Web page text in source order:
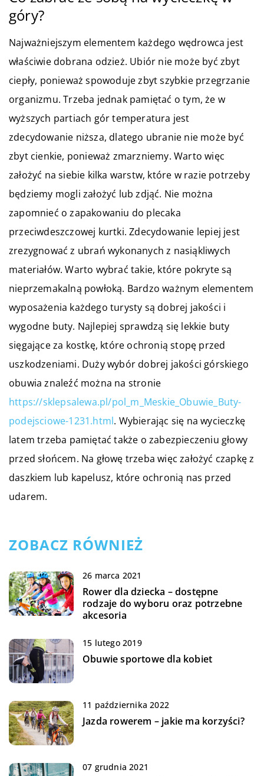
góry?
Najważniejszym elementem każdego wędrowca jest
właściwie dobrana odzież. Ubiór nie może być zbyt
ciepły, ponieważ spowoduje zbyt szybkie przegrzanie
organizmu. Trzeba jednak pamiętać o tym, że w
wyższych partiach gór temperatura jest
zdecydowanie niższa, dlatego ubranie nie może być
zbyt cienkie, ponieważ zmarzniemy. Warto więc
założyć na siebie kilka warstw, które w razie potrzeby
będziemy mogli założyć lub zdjąć. Nie można
zapomnieć o zapakowaniu do plecaka
przeciwdeszczowej kurtki. Zdecydowanie lepiej jest
zrezygnować z ubrań wykonanych z nasiąkliwych
materiałów. Warto wybrać takie, które pokryte są
nieprzemakalną powłoką. Bardzo ważnym elementem
wyposażenia każdego turysty są dobrej jakości i
wygodne buty. Najlepiej sprawdzą się lekkie buty
sięgające za kostkę, które ochronią stopę przed
uszkodzeniami. Duży wybór dobrej jakości górskiego
obuwia znaleźć można na stronie
https://sklepsalewa.pl/pol_m_Meskie_Obuwie_Buty-
podejsciowe-1231.html. Wybierając się na wycieczkę
latem trzeba pamiętać także o zabezpieczeniu głowy
przed słońcem. Na głowę trzeba więc założyć czapkę z
daszkiem lub kapelusz, które ochronią nas przed
udarem.
ZOBACZ RÓWNIEŻ
26 marca 2021
Rower dla dziecka – dostępne
rodzaje do wyboru oraz potrzebne
akcesoria
15 lutego 2019
Obuwie sportowe dla kobiet
11 października 2022
Jazda rowerem – jakie ma korzyści?
07 grudnia 2021